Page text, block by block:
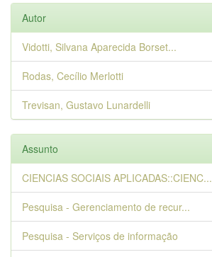
Autor
Vidotti, Silvana Aparecida Borset...
Rodas, Cecílio Merlotti
Trevisan, Gustavo Lunardelli
Assunto
CIENCIAS SOCIAIS APLICADAS::CIENC...
Pesquisa - Gerenciamento de recur...
Pesquisa - Serviços de informação